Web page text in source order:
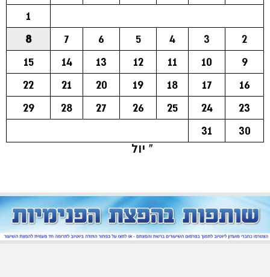
1
2
3
4
5
6
7
8
9
10
11
12
13
14
15
16
17
18
19
20
21
22
23
24
25
26
27
28
29
30
31
« יול